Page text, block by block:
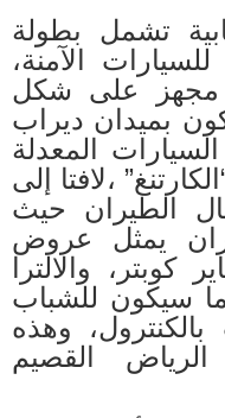
تشمل بطولة
الآمنة،
مجهز على شكل
بميدان ديراب
المعدلة
،لافتا إلى
الطيران حيث
يمثل عروض
كوبتر، والالترا
سيكون للشباب
وهذه
القصيم